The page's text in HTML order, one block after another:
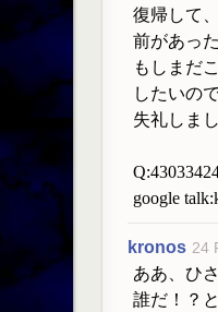
復帰して
前があっ
もしまだ
したいの
失礼しま
google
kronos 24
ああ、ひ
誰だ！？